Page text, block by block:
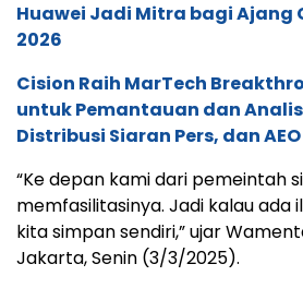
Huawei Jadi Mitra bagi Ajang
2026
Cision Raih MarTech
untuk Pemantauan dan
Distribusi Siaran Pers, dan AEO
“Ke depan kami dari pemeintah
memfasilitasinya. Jadi kalau ada
kita simpan sendiri,” ujar
Jakarta, Senin (3/3/2025).